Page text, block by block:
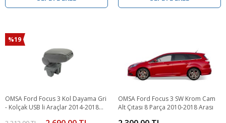
%19
OMSA Ford Focus 3 Kol Dayama Gri
- Kolçak USB li Araçlar 2014-2018
OMSA Ford Focus 3 SW Krom Cam
Alt Çıtası 8 Parça 2010-2018 Arası